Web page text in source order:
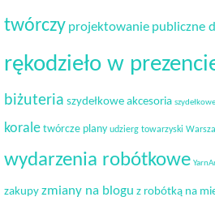
twórczy projektowanie publiczne
rękodzieło w
biżuteria szydełkowe akcesoria
korale twórcze plany udzierg towarzyski
wydarzenia robótkowe
zakupy zmiany na blogu z robótką na